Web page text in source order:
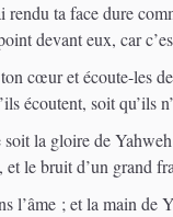
rendu ta face dure
devant eux, car
cœur et écoute-les
écoutent, soit qu’ils
la gloire de
le bruit d’un grand
l’âme ; et la main de